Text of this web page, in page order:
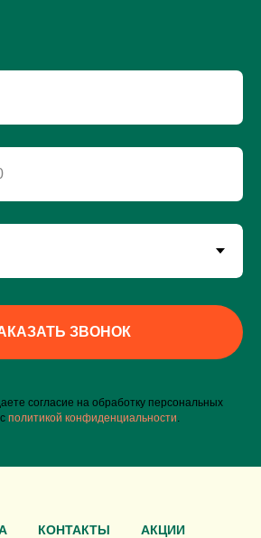
ЗВОНОК
согласие на обработку персональных
политикой конфиденциальности
КОНТАКТЫ АКЦИИ